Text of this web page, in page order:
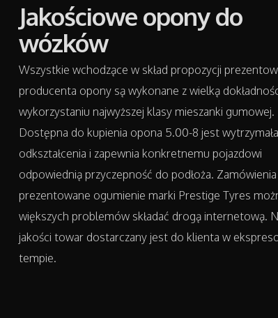
Jakościowe opony do
wózków
Wszystkie wchodzące w skład propozycji
producenta opony są wykonane z wielką
wykorzystaniu najwyższej klasy mieszanki gumowej.
Dostępna do kupienia opona 5.00-8 jest
odkształcenia i zapewnia konkretnemu pojazdowi
odpowiednią przyczepność do podłoża. Zamówienia
prezentowane ogumienie marki Prestige Tyres
większych problemów składać drogą internetową.
jakości towar dostarczany jest do klienta w
tempie.